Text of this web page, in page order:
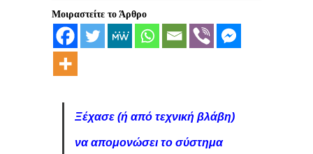
Μοιραστείτε το Άρθρο
Ξέχασε (ή από τεχνική βλάβη)
να απομονώσει το σύστημα